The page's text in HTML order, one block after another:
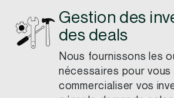
Gestion des
des deals
Nous fournissons les
nécessaires pour vous
commercialiser vos